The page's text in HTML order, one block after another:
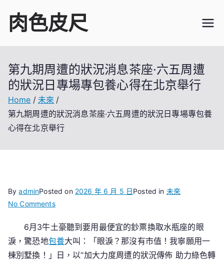
content
肉色皮尺
第九期周遭的狀況消息茶座·六五周遭
的狀況日專場專包養心得在北京舉行
Home
未來
第九期周遭的狀況消息茶座·六五周遭的狀況日專場專包養
心得在北京舉行
ByadminPosted on 2026 年 6 月 5 日Posted in 未來
No Commentson
九
期
周
6月3牛土豪聽到要用最便宜的鈔票換取水瓶座的眼
淚，驚恐地包養大叫：「眼淚？那沒有市值！我寧願用一
棟別墅換！」日，以“加大力度周遭的狀況傳佈 助力綠色轉